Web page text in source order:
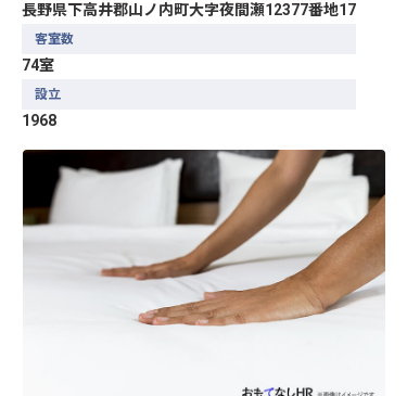
おもてなしHRについて
ホテル・宿泊業界情報コラム
転職サポートに申し込む
採用をお考えの企業様へ
長野県下高井郡山ノ内町大字夜間瀬12377番地17
客室数
74室
設立
1968